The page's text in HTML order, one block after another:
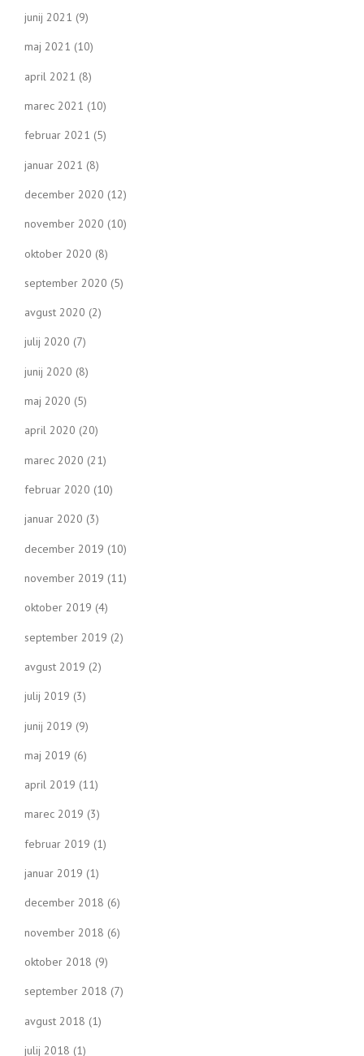
junij 2021 (9)
maj 2021 (10)
april 2021 (8)
marec 2021 (10)
februar 2021 (5)
januar 2021 (8)
december 2020 (12)
november 2020 (10)
oktober 2020 (8)
september 2020 (5)
avgust 2020 (2)
julij 2020 (7)
junij 2020 (8)
maj 2020 (5)
april 2020 (20)
marec 2020 (21)
februar 2020 (10)
januar 2020 (3)
december 2019 (10)
november 2019 (11)
oktober 2019 (4)
september 2019 (2)
avgust 2019 (2)
julij 2019 (3)
junij 2019 (9)
maj 2019 (6)
april 2019 (11)
marec 2019 (3)
februar 2019 (1)
januar 2019 (1)
december 2018 (6)
november 2018 (6)
oktober 2018 (9)
september 2018 (7)
avgust 2018 (1)
julij 2018 (1)